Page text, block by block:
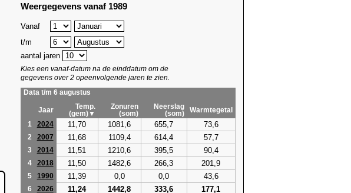
Weergegevens vanaf 1989
Vanaf
t/m
aantal jaren
Kies een vanaf-datum na de einddatum om de
gegevens over 2 opeenvolgende jaren te zien.
Data t/m 6 augustus
Jaar
Temp.
(gem)▼
Zonuren
(som)
Neerslag
(som)
Warmtegetal
1
2024 11,70 1081,6 655,7 73,6
2 2007 11,68 1109,4 614,4 57,7
3 2014 11,51 1210,6 395,5 90,4
4 2018 11,50 1482,6 266,3 201,9
5 1990 11,39 0,0 0,0 43,6
6 2026 11,24 1442,8 333,6 177,1